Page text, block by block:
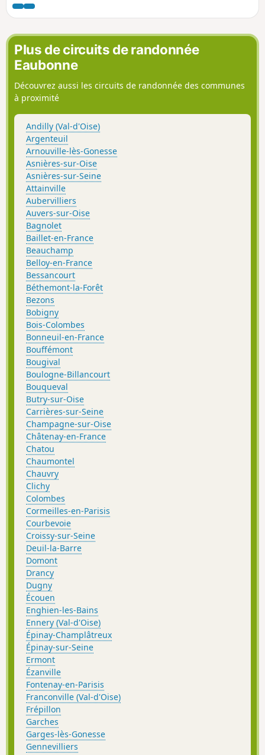
Plus de circuits de randonnée
Eaubonne
Découvrez aussi les circuits de randonnée des communes
à proximité
Andilly (Val-d'Oise)
Argenteuil
Arnouville-lès-Gonesse
Asnières-sur-Oise
Asnières-sur-Seine
Attainville
Aubervilliers
Auvers-sur-Oise
Bagnolet
Baillet-en-France
Beauchamp
Belloy-en-France
Bessancourt
Béthemont-la-Forêt
Bezons
Bobigny
Bois-Colombes
Bonneuil-en-France
Bouffémont
Bougival
Boulogne-Billancourt
Bouqueval
Butry-sur-Oise
Carrières-sur-Seine
Champagne-sur-Oise
Châtenay-en-France
Chatou
Chaumontel
Chauvry
Clichy
Colombes
Cormeilles-en-Parisis
Courbevoie
Croissy-sur-Seine
Deuil-la-Barre
Domont
Drancy
Dugny
Écouen
Enghien-les-Bains
Ennery (Val-d'Oise)
Épinay-Champlâtreux
Épinay-sur-Seine
Ermont
Ézanville
Fontenay-en-Parisis
Franconville (Val-d'Oise)
Frépillon
Garches
Garges-lès-Gonesse
Gennevilliers